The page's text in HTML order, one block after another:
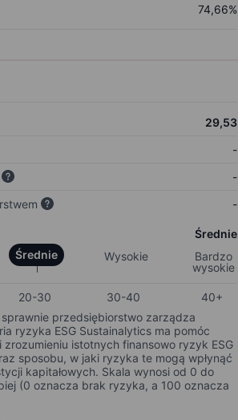
74,66%
29,53
-
-
-
Średnie
Średnie Wysokie
Bardzo
wysokie
20-30 30-40
40+
przedsiębiorstwo zarządza
ryzyka ESG Sustainalytics ma pomóc
istotnych finansowo ryzyk ESG
sposobu, w jaki ryzyka te mogą wpłynąć
kapitałowych. Skala wynosi od 0 do
(0 oznacza brak ryzyka, a 100 oznacza